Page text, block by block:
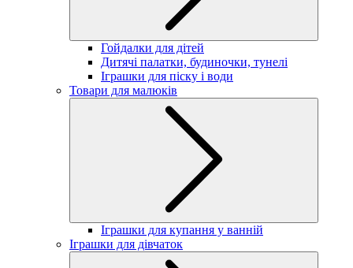
Гойдалки для дітей
Дитячі палатки, будиночки, тунелі
Іграшки для піску і води
Товари для малюків
Іграшки для купання у ванній
Іграшки для дівчаток